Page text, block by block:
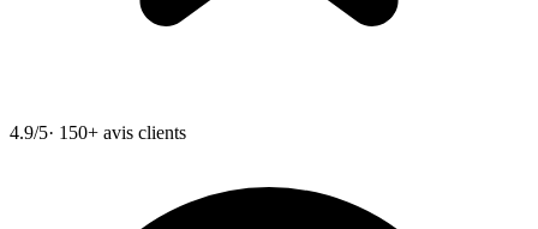
4.9/5· 150+ avis clients